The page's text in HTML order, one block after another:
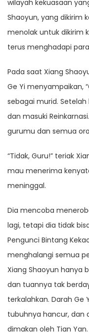
wilayah kekuasaan
Shaoyun, yang dikirim
menolak untuk dikirim
terus menghadapi
Pada saat Xiang
Ge Yi menyampaikan,
sebagai murid.
dan masuki
gurumu dan semua
“Tidak, Guru!” teriak
mau menerima
meninggal.
Dia mencoba
lagi, tetapi dia tidak
Pengunci Bintang
menghalangi semua
Xiang Shaoyun hanya
dan tuannya tak
terkalahkan. Darah
tubuhnya hancur, dan
dimakan oleh Tian Yan.